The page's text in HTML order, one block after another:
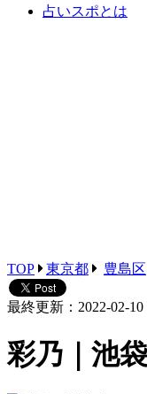
占いスポとは
TOP 東京都 豊島区
最終更新：2022-02-10
彩乃｜池